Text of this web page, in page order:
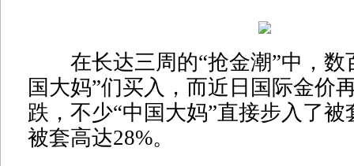
在长达三周的“抢金潮”中，数
国大妈”们买入，而近日国际金价
跌，不少“中国大妈”直接步入了
被套高达28%。